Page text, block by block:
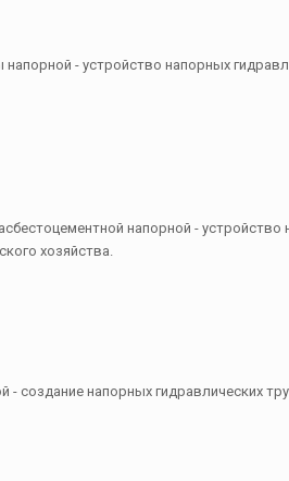
- устройство напорных
напорной - устройство
хозяйства.
создание напорных гидравлических